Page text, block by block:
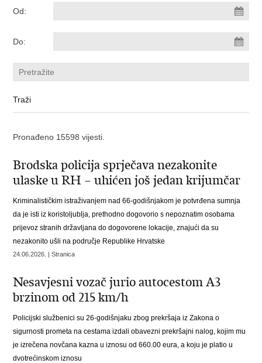
Od:
Do:
Pronađeno 15598 vijesti.
Brodska policija sprječava nezakonite
ulaske u RH – uhićen još jedan krijumčar
Kriminalističkim istraživanjem nad 66-godišnjakom je potvrđena sumnja
da je isti iz koristoljublja, prethodno dogovorio s nepoznatim osobama
prijevoz stranih državljana do dogovorene lokacije, znajući da su
nezakonito ušli na područje Republike Hrvatske
24.06.2026. | Stranica
Nesavjesni vozač jurio autocestom A3
brzinom od 215 km/h
Policijski službenici su 26-godišnjaku zbog prekršaja iz Zakona o
sigurnosti prometa na cestama izdali obavezni prekršajni nalog, kojim mu
je izrečena novčana kazna u iznosu od 660.00 eura, a koju je platio u
dvotrećinskom iznosu